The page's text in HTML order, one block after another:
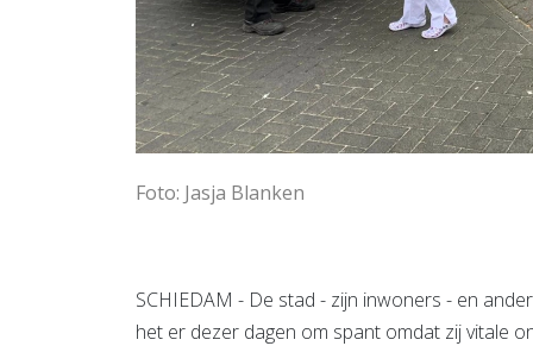
Foto: Jasja Blanken
SCHIEDAM - De stad - zijn inwoners - en
het er dezer dagen om spant omdat zij vitale